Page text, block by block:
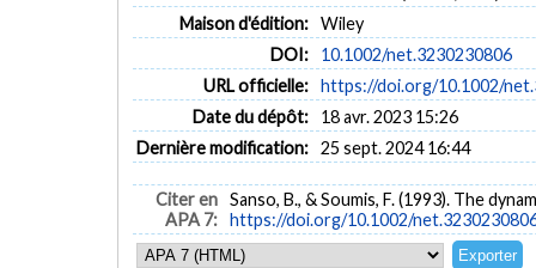
Maison d'édition: Wiley
DOI:
10.1002/net.3230230806
URL officielle: https://doi.org/10.1002/
Date du dépôt:
18 avr. 2023 15:26
Dernière modification: 25 sept. 2024 16:44
Citer en
APA 7:
Sanso, B., & Soumis, F. (1993). The
https://doi.org/10.1002/